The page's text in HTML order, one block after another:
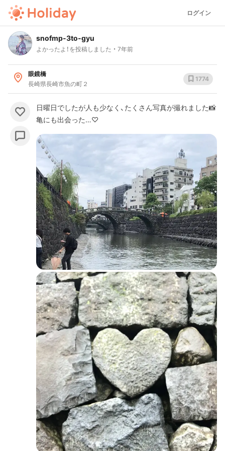
ログイン
snofmp-3to-gyu
よかったよ！を投稿しました 7年前
眼鏡橋
長崎県長崎市魚の町２
1774
日曜日でしたが人も少なく、たくさん写真が撮れました📸
亀にも出会った…♡